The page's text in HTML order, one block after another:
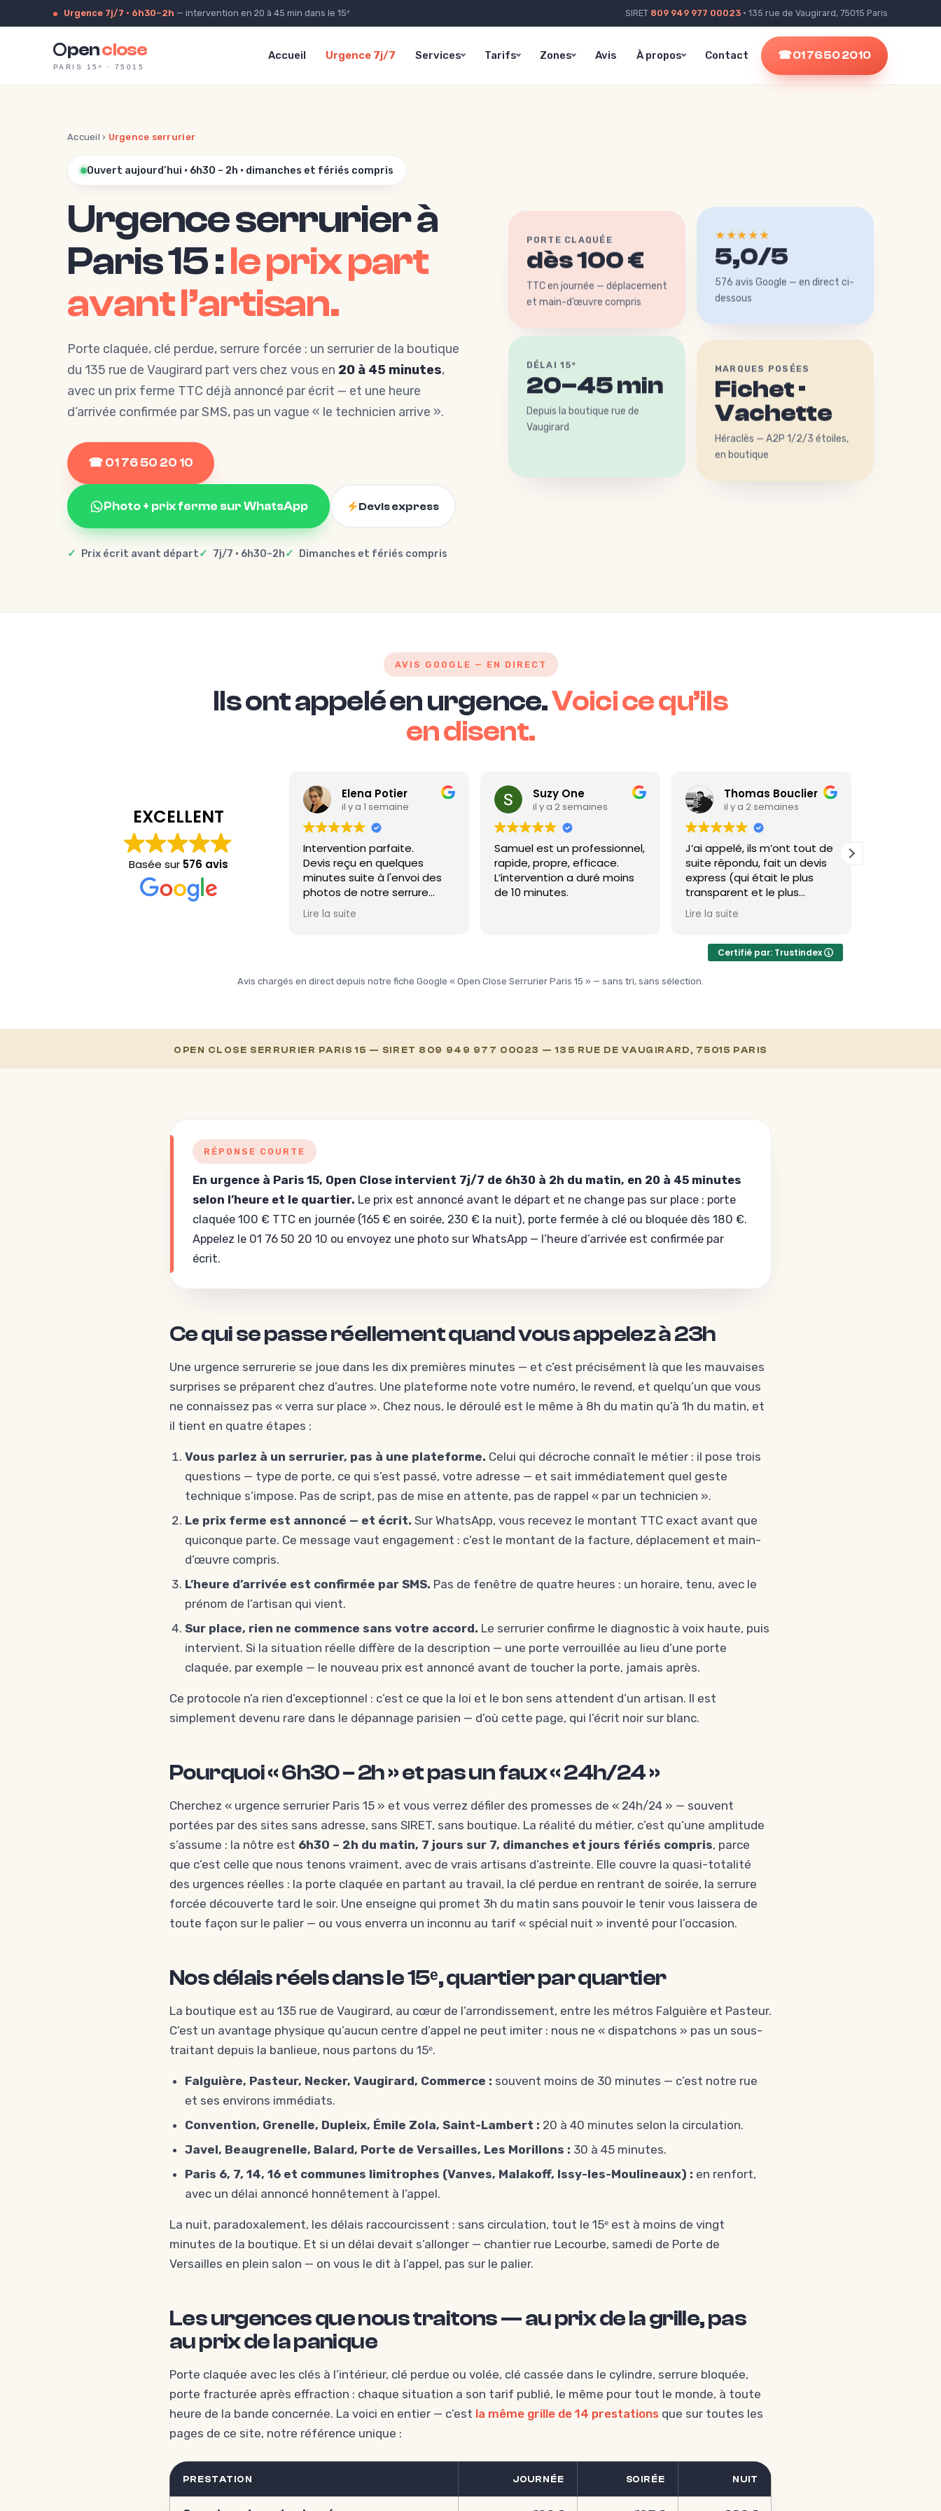
Urgence 7j/7 · 6h30–2h — intervention en 20 à 45 min dans le 15ᵉ SIRET 809 949 977 00023 · 135 rue de Vaugirard, 75015 Paris
penclose
PARIS 15ᵉ · 75015
Accueil Urgence 7j/7 Services Tarifs Zones Avis À propos Contact ☎ 01 76 50 20 10
Accueil › Urgence serrurier
Ouvert aujourd’hui · 6h30 – 2h · dimanches et fériés compris
Urgence serrurier à
Paris 15 :le prix part
avant l’artisan.
Porte claquée, clé perdue, serrure forcée : un serrurier de la boutique
du 135 rue de Vaugirard part vers chez vous en 20 à 45 minutes,
avec un prix ferme TTC déjà annoncé par écrit — et une heure
d’arrivée confirmée par SMS, pas un vague « le technicien arrive ».
☎ 01 76 50 20 10
Photo + prix ferme sur WhatsApp Devis express
Prix écrit avant départ 7j/7 · 6h30–2h Dimanches et fériés compris
PORTE CLAQUÉE
dès 100 €
TTC en journée — déplacement
et main-d’œuvre compris
★★★★★
5,0/5
576 avis Google — en direct ci-
dessous
DÉLAI 15ᵉ
20–45 min
Depuis la boutique rue de
Vaugirard
MARQUES POSÉES
Fichet ·
Vachette
Héraclès — A2P 1/2/3 étoiles,
en boutique
AVIS GOOGLE — EN DIRECT
Ils ont appelé en urgence.Voici ce qu’ils
en disent.
EXCELLENT
Basée sur 576 avis
Elena Potier
il y a 1 semaine
Intervention parfaite.
Devis reçu en quelques
minutes suite à l'envoi des
photos de notre serrure
cassée.
Intervention dans les 2
travaux faits.
problème réglé !
Lire la suite
Suzy One
il y a 2 semaines
Samuel est un professionnel,
rapide, propre, efficace.
L’intervention a duré moins
de 10 minutes.
Thomas Bouclier
il y a 2 semaines
J’ai appelé, ils m’ont tout de
suite répondu, fait un devis
express (qui était le plus
transparent et le plus
honnête de tout les serrurier
que j’avais contacté), le
rapidement (j’ai pas vue le
temps passé)” Bonjour
(serrage de main), quel
on peut faire confiance les
yeux fermés.
Lire la suite
Certifié par: Trustindex
Avis chargés en direct depuis notre fiche Google « Open Close Serrurier Paris 15 » — sans tri, sans sélection.
OPEN CLOSE SERRURIER PARIS 15 — SIRET 809 949 977 00023 — 135 RUE DE VAUGIRARD, 75015 PARIS
RÉPONSE COURTE
En urgence à Paris 15, Open Close intervient 7j/7 de 6h30 à 2h du matin, en 20 à 45 minutes
selon l’heure et le quartier. Le prix est annoncé avant le départ et ne change pas sur place : porte
claquée 100 € TTC en journée (165 € en soirée, 230 € la nuit), porte fermée à clé ou bloquée dès 180 €.
Appelez le 01 76 50 20 10 ou envoyez une photo sur WhatsApp — l’heure d’arrivée est confirmée par
écrit.
Ce qui se passe réellement quand vous appelez à 23h
Une urgence serrurerie se joue dans les dix premières minutes — et c’est précisément là que les mauvaises
surprises se préparent chez d’autres. Une plateforme note votre numéro, le revend, et quelqu’un que vous
ne connaissez pas « verra sur place ». Chez nous, le déroulé est le même à 8h du matin qu’à 1h du matin, et
il tient en quatre étapes :
Vous parlez à un serrurier, pas à une plateforme. Celui qui décroche connaît le métier : il pose trois
questions — type de porte, ce qui s’est passé, votre adresse — et sait immédiatement quel geste
technique s’impose. Pas de script, pas de mise en attente, pas de rappel « par un technicien ».
Le prix ferme est annoncé — et écrit. Sur WhatsApp, vous recevez le montant TTC exact avant que
quiconque parte. Ce message vaut engagement : c’est le montant de la facture, déplacement et main-
d’œuvre compris.
L’heure d’arrivée est confirmée par SMS. Pas de fenêtre de quatre heures : un horaire, tenu, avec le
prénom de l’artisan qui vient.
Sur place, rien ne commence sans votre accord. Le serrurier confirme le diagnostic à voix haute, puis
intervient. Si la situation réelle diffère de la description — une porte verrouillée au lieu d’une porte
claquée, par exemple — le nouveau prix est annoncé avant de toucher la porte, jamais après.
Ce protocole n’a rien d’exceptionnel : c’est ce que la loi et le bon sens attendent d’un artisan. Il est
simplement devenu rare dans le dépannage parisien — d’où cette page, qui l’écrit noir sur blanc.
Pourquoi « 6h30 – 2h » et pas un faux « 24h/24 »
Cherchez « urgence serrurier Paris 15 » et vous verrez défiler des promesses de « 24h/24 » — souvent
portées par des sites sans adresse, sans SIRET, sans boutique. La réalité du métier, c’est qu’une amplitude
s’assume : la nôtre est 6h30 – 2h du matin, 7 jours sur 7, dimanches et jours fériés compris, parce
que c’est celle que nous tenons vraiment, avec de vrais artisans d’astreinte. Elle couvre la quasi-totalité
des urgences réelles : la porte claquée en partant au travail, la clé perdue en rentrant de soirée, la serrure
forcée découverte tard le soir. Une enseigne qui promet 3h du matin sans pouvoir le tenir vous laissera de
toute façon sur le palier — ou vous enverra un inconnu au tarif « spécial nuit » inventé pour l’occasion.
Nos délais réels dans le 15ᵉ, quartier par quartier
La boutique est au 135 rue de Vaugirard, au cœur de l’arrondissement, entre les métros Falguière et Pasteur.
C’est un avantage physique qu’aucun centre d’appel ne peut imiter : nous ne « dispatchons » pas un sous-
traitant depuis la banlieue, nous partons du 15ᵉ.
Falguière, Pasteur, Necker, Vaugirard, Commerce : souvent moins de 30 minutes — c’est notre rue
et ses environs immédiats.
Convention, Grenelle, Dupleix, Émile Zola, Saint-Lambert : 20 à 40 minutes selon la circulation.
Javel, Beaugrenelle, Balard, Porte de Versailles, Les Morillons : 30 à 45 minutes.
Paris 6, 7, 14, 16 et communes limitrophes (Vanves, Malakoff, Issy-les-Moulineaux) : en renfort,
avec un délai annoncé honnêtement à l’appel.
La nuit, paradoxalement, les délais raccourcissent : sans circulation, tout le 15ᵉ est à moins de vingt
minutes de la boutique. Et si un délai devait s’allonger — chantier rue Lecourbe, samedi de Porte de
Versailles en plein salon — on vous le dit à l’appel, pas sur le palier.
Les urgences que nous traitons — au prix de la grille, pas
au prix de la panique
Porte claquée avec les clés à l’intérieur, clé perdue ou volée, clé cassée dans le cylindre, serrure bloquée,
porte fracturée après effraction : chaque situation a son tarif publié, le même pour tout le monde, à toute
heure de la bande concernée. La voici en entier — c’est la même grille de 14 prestations que sur toutes les
pages de ce site, notre référence unique :
PRESTATION JOURNÉE SOIRÉE NUIT